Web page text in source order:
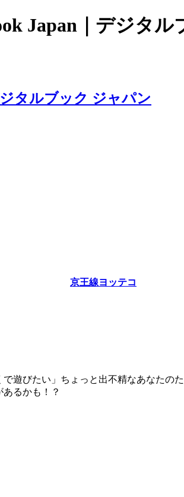
Japan｜デジタ
タルブック ジャパン
京王線ヨッテコ
で遊びたい」ちょっと出不精なあなた
るかも！？